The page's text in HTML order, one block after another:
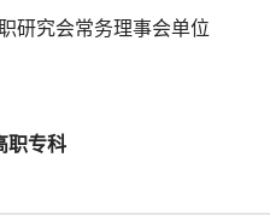
研究会常务理事会单位
职专科